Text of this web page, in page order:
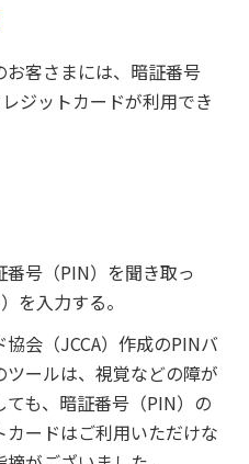
客さまには、暗証番号
ジットカードが利用でき
号（PIN）を聞き取っ
を入力する。
会（JCCA）作成のPINバ
ールは、視覚などの障が
も、暗証番号（PIN）の
ードはご利用いただけな